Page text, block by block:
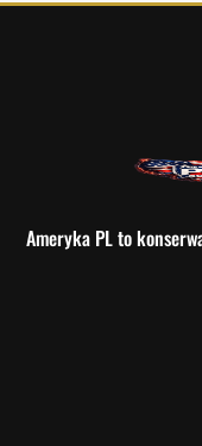
Ameryka PL to